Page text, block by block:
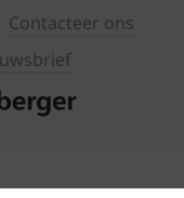
Contacteer ons